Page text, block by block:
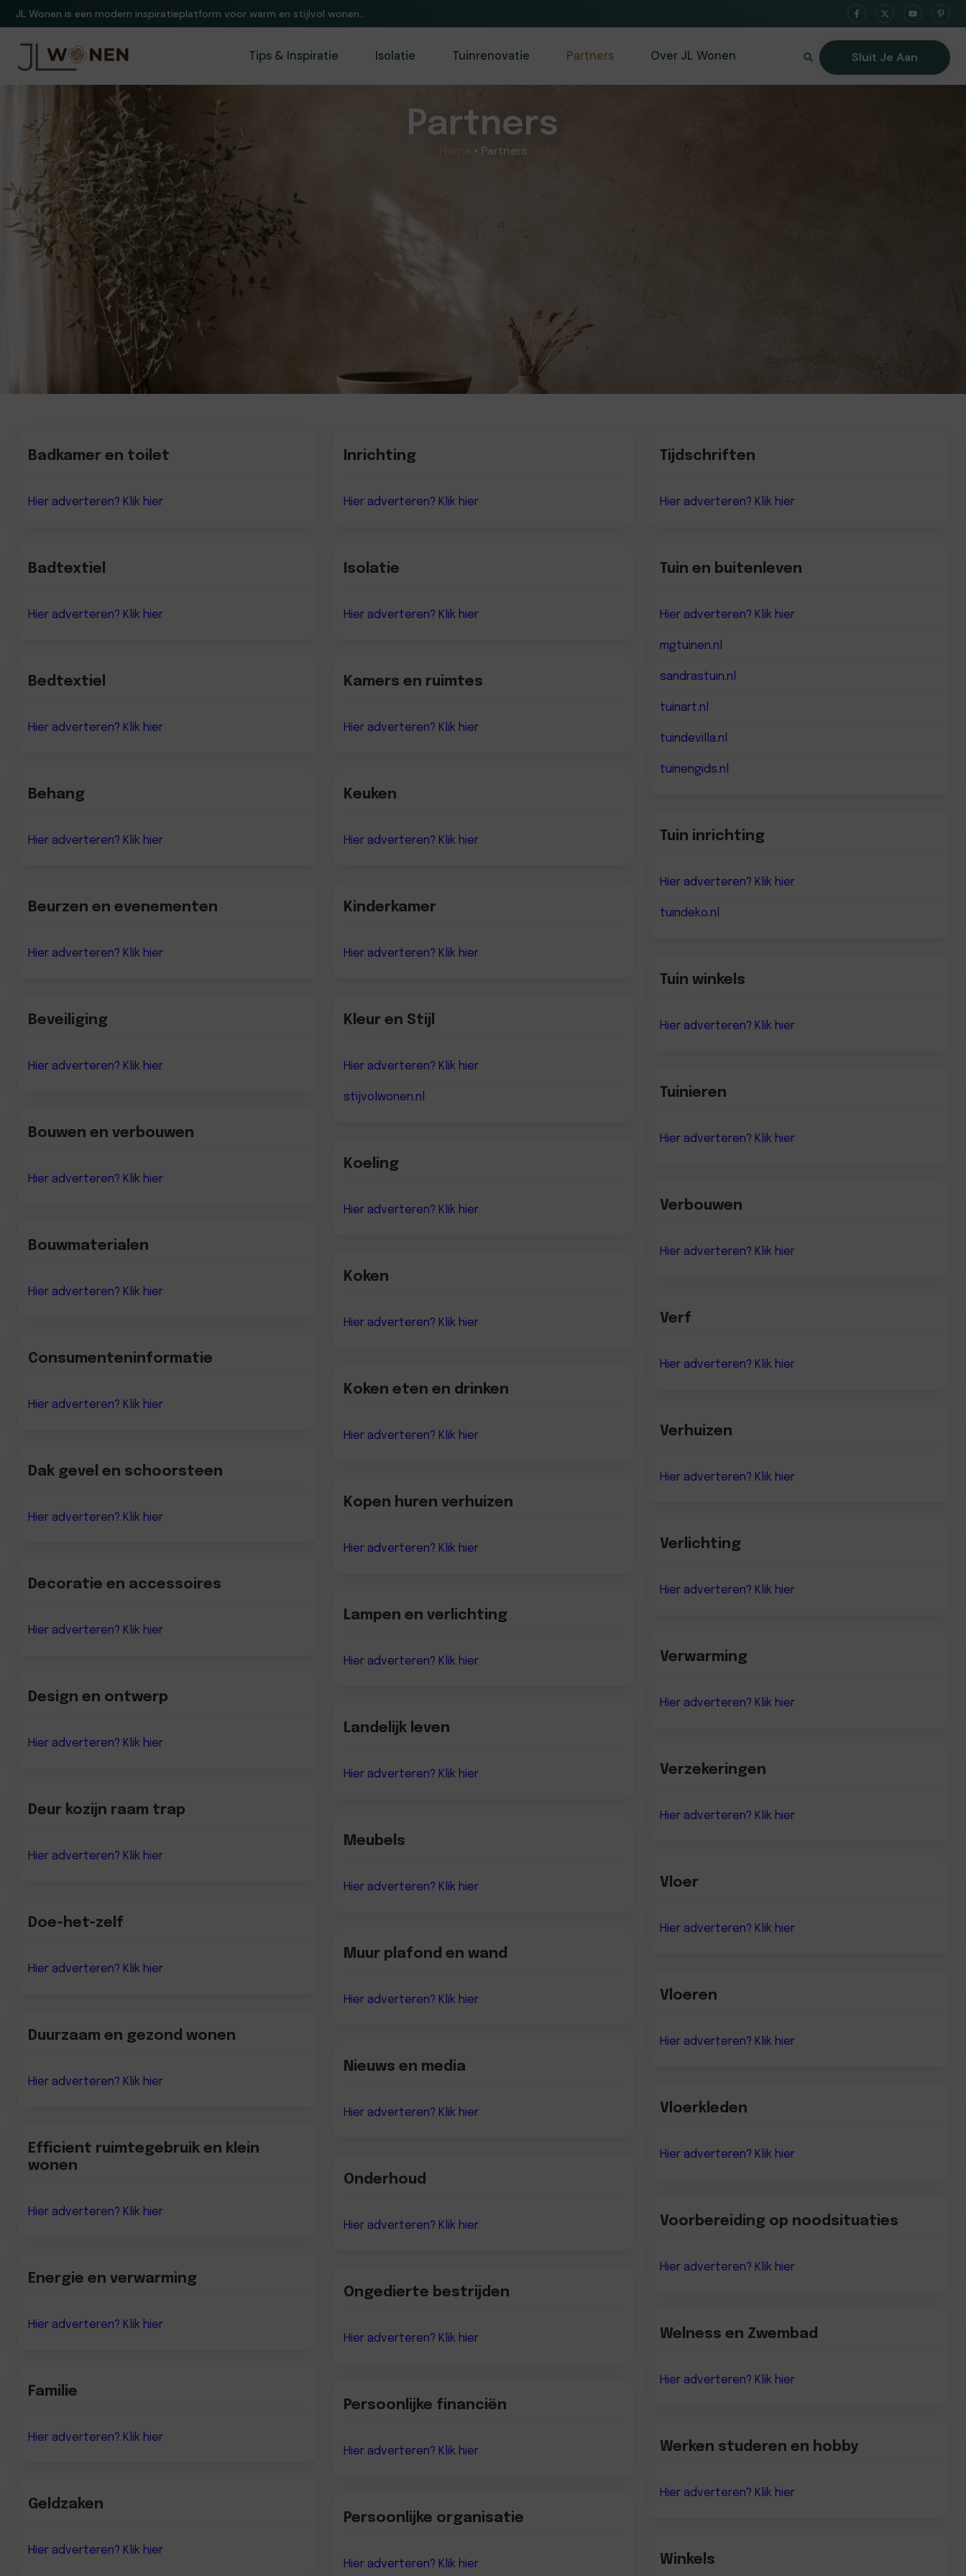
Een wereld van stijlvol wonen. Exclusieve inspiratie en ideeën voor huis&tuin.
Tips & Inspiratie Isolatie Tuinrenovatie Partners Over JL Wonen Sluit Je Aan
Partners
• Partners
Badkamer en toilet
Hier adverteren? Klik hier
Badtextiel
Hier adverteren? Klik hier
Bedtextiel
Hier adverteren? Klik hier
Behang
Hier adverteren? Klik hier
Beurzen en evenementen
Hier adverteren? Klik hier
Beveiliging
Hier adverteren? Klik hier
Bouwen en verbouwen
Hier adverteren? Klik hier
Bouwmaterialen
Hier adverteren? Klik hier
Consumenteninformatie
Hier adverteren? Klik hier
Dak gevel en schoorsteen
Hier adverteren? Klik hier
Decoratie en accessoires
Hier adverteren? Klik hier
Design en ontwerp
Hier adverteren? Klik hier
Deur kozijn raam trap
Hier adverteren? Klik hier
Doe-het-zelf
Hier adverteren? Klik hier
Duurzaam en gezond wonen
Hier adverteren? Klik hier
Efficient ruimtegebruik en klein
wonen
Hier adverteren? Klik hier
Energie en verwarming
Hier adverteren? Klik hier
Familie
Hier adverteren? Klik hier
Geldzaken
Hier adverteren? Klik hier
Inrichting
Hier adverteren? Klik hier
Isolatie
Hier adverteren? Klik hier
Kamers en ruimtes
Hier adverteren? Klik hier
Keuken
Hier adverteren? Klik hier
Kinderkamer
Hier adverteren? Klik hier
Kleur en Stijl
Hier adverteren? Klik hier
stijvolwonen.nl
Koeling
Hier adverteren? Klik hier
Koken
Hier adverteren? Klik hier
Koken eten en drinken
Hier adverteren? Klik hier
Kopen huren verhuizen
Hier adverteren? Klik hier
Lampen en verlichting
Hier adverteren? Klik hier
Landelijk leven
Hier adverteren? Klik hier
Meubels
Hier adverteren? Klik hier
Muur plafond en wand
Hier adverteren? Klik hier
Nieuws en media
Hier adverteren? Klik hier
Onderhoud
Hier adverteren? Klik hier
Ongedierte bestrijden
Hier adverteren? Klik hier
Persoonlijke financiën
Hier adverteren? Klik hier
Persoonlijke organisatie
Hier adverteren? Klik hier
Tijdschriften
Hier adverteren? Klik hier
Tuin en buitenleven
Hier adverteren? Klik hier
mgtuinen.nl
sandrastuin.nl
tuinart.nl
tuindevilla.nl
tuinengids.nl
Tuin inrichting
Hier adverteren? Klik hier
tuindeko.nl
Tuin winkels
Hier adverteren? Klik hier
Tuinieren
Hier adverteren? Klik hier
Verbouwen
Hier adverteren? Klik hier
Verf
Hier adverteren? Klik hier
Verhuizen
Hier adverteren? Klik hier
Verlichting
Hier adverteren? Klik hier
Verwarming
Hier adverteren? Klik hier
Verzekeringen
Hier adverteren? Klik hier
Vloer
Hier adverteren? Klik hier
Vloeren
Hier adverteren? Klik hier
Vloerkleden
Hier adverteren? Klik hier
Voorbereiding op noodsituaties
Hier adverteren? Klik hier
Welness en Zwembad
Hier adverteren? Klik hier
Werken studeren en hobby
Hier adverteren? Klik hier
Winkels